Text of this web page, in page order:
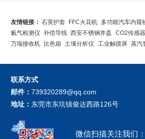
友情链接： 石英护套 FFC火花机 多功能汽车内窥
氦气检测仪
补偿导线 西安不锈钢井盖 CO2传感器
万瑞接收机
比色箱 土壤分析仪 工业触摸屏 蒸汽
联系方式
邮件：739320289@qq.com
地址： 东莞市东坑镇俊达西路126号
微信扫描关注我们：